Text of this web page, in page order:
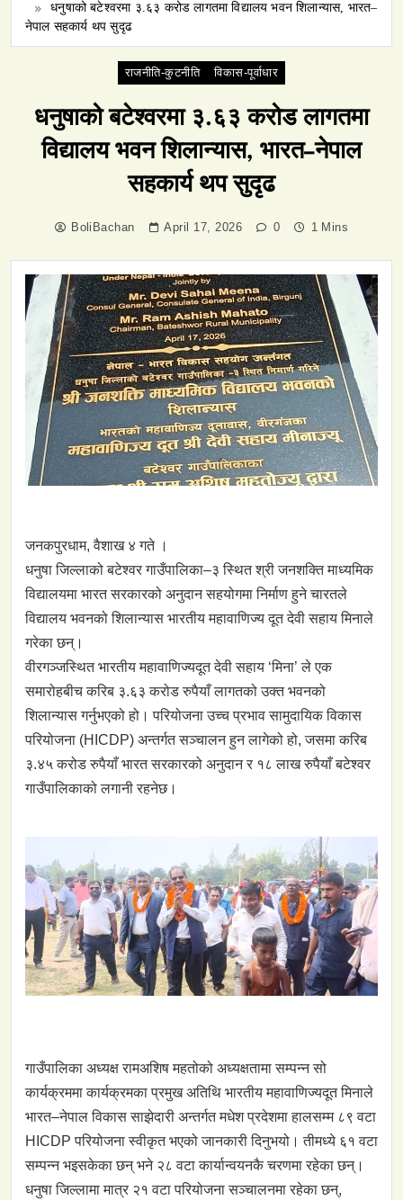
धनुषाको बटेश्वरमा ३.६३ करोड लागतमा विद्यालय भवन शिलान्यास, भारत–
नेपाल सहकार्य थप सुदृढ
राजनीति-कुटनीति विकास-पूर्वाधार
धनुषाको बटेश्वरमा ३.६३ करोड लागतमा
विद्यालय भवन शिलान्यास, भारत–नेपाल
सहकार्य थप सुदृढ
BoliBachan April 17, 2026 0 1 Mins
जनकपुरधाम, वैशाख ४ गते ।
धनुषा जिल्लाको बटेश्वर गाउँपालिका–३ स्थित श्री जनशक्ति माध्यमिक
विद्यालयमा भारत सरकारको अनुदान सहयोगमा निर्माण हुने चारतले
विद्यालय भवनको शिलान्यास भारतीय महावाणिज्य दूत देवी सहाय मिनाले
गरेका छन्।
वीरगञ्जस्थित भारतीय महावाणिज्यदूत देवी सहाय ‘मिना’ ले एक
समारोहबीच करिब ३.६३ करोड रुपैयाँ लागतको उक्त भवनको
शिलान्यास गर्नुभएको हो। परियोजना उच्च प्रभाव सामुदायिक विकास
परियोजना (HICDP) अन्तर्गत सञ्चालन हुन लागेको हो, जसमा करिब
३.४५ करोड रुपैयाँ भारत सरकारको अनुदान र १८ लाख रुपैयाँ बटेश्वर
गाउँपालिकाको लगानी रहनेछ।
गाउँपालिका अध्यक्ष रामअशिष महतोको अध्यक्षतामा सम्पन्न सो
कार्यक्रममा कार्यक्रमका प्रमुख अतिथि भारतीय महावाणिज्यदूत मिनाले
भारत–नेपाल विकास साझेदारी अन्तर्गत मधेश प्रदेशमा हालसम्म ८९ वटा
HICDP परियोजना स्वीकृत भएको जानकारी दिनुभयो। तीमध्ये ६१ वटा
सम्पन्न भइसकेका छन् भने २८ वटा कार्यान्वयनकै चरणमा रहेका छन्।
धनुषा जिल्लामा मात्र २१ वटा परियोजना सञ्चालनमा रहेका छन्,